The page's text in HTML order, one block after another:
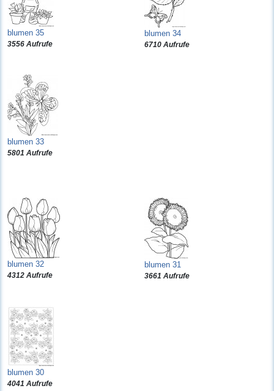
blumen 35
3556 Aufrufe
blumen 34
6710 Aufrufe
blumen 33
5801 Aufrufe
blumen 32
4312 Aufrufe
blumen 31
3661 Aufrufe
blumen 30
4041 Aufrufe